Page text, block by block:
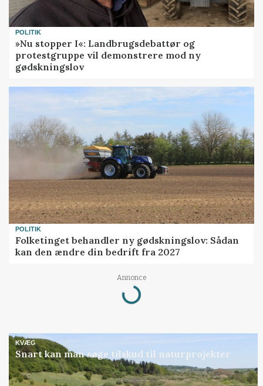
POLITIK
»Nu stopper I«: Landbrugsdebattør og
protestgruppe vil demonstrere mod ny
gødskningslov
POLITIK
Folketinget behandler ny gødskningslov: Sådan
kan den ændre din bedrift fra 2027
Annonce
Loading...
KVÆG
Snart kan man søge tilskud til naturprojekter
Annonce